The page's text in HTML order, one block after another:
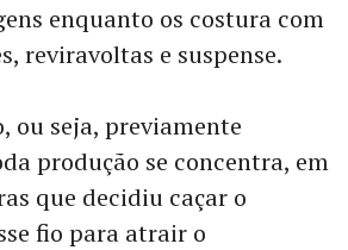
enquanto os costura com
reviravoltas e suspense.
ou seja, previamente
produção se concentra, em
que decidiu caçar o
fio para atrair o